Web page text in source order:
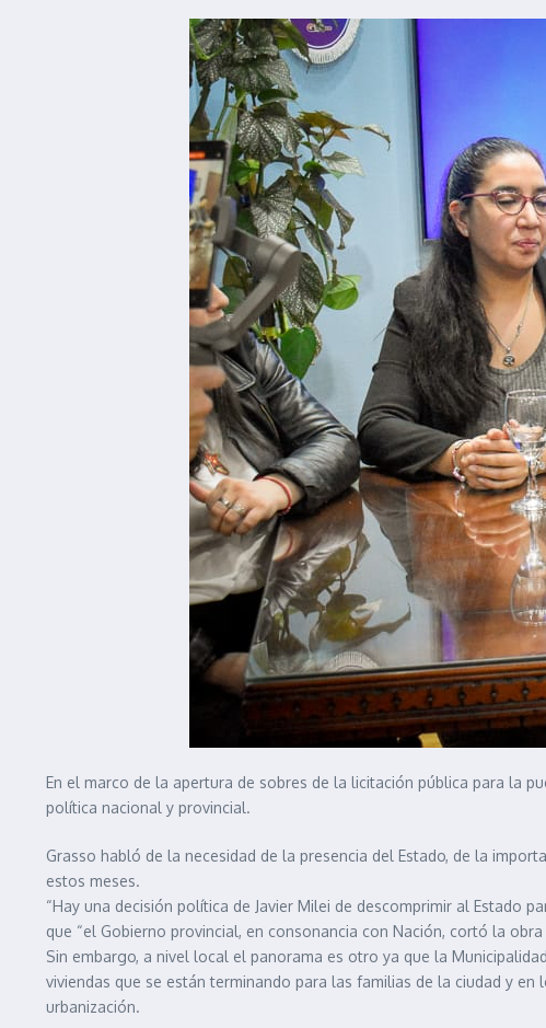
En el marco de la apertura de sobres de la licitación pública para la
política nacional y provincial.
Grasso habló de la necesidad de la presencia del Estado, de la
estos meses.
“Hay una decisión política de Javier Milei de descomprimir al Estado
que “el Gobierno provincial, en consonancia con Nación, cortó la
Sin embargo, a nivel local el panorama es otro ya que la
viviendas que se están terminando para las familias de la ciudad y
urbanización.